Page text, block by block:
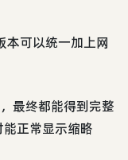
本可以统一加上网
最终都能得到完整
正常显示缩略